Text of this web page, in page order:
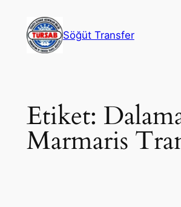
Söğüt Transfer
Etiket:
Marmaris